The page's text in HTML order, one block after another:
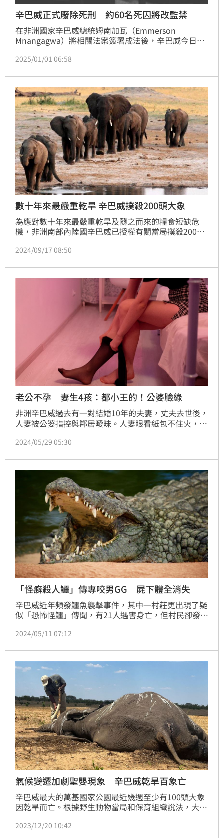
辛巴威正式廢除死刑 約60名死囚將改監禁
在非洲國家辛巴威總統姆南加瓦（Emmerson
Mnangagwa）將相關法案簽署成法後，辛巴威今日正
2025/01/01 06:58
數十年來最嚴重乾旱 辛巴威撲殺200頭大象
為應對數十年來最嚴重乾旱及隨之而來的糧食短缺危
機，非洲南部內陸國辛巴威已授權有關當局撲殺200頭
2024/09/17 08:50
老公不孕 妻生4孩：都小王的！公婆臉綠
非洲辛巴威過去有一對結婚10年的夫妻，丈夫去世後，
人妻被公婆指控與鄰居曖昧。人妻眼看紙包不住火，乾
孩子也非丈夫的親生骨肉，而是她跟鄰居小王「愛的結
2024/05/29 05:30
「怪癖殺人鱷」傳專咬男GG 屍下體全消失
辛巴威近年頻發鱷魚襲擊事件，其中一村莊更出現了疑
似「恐怖怪鱷」傳聞，有21人遇害身亡，但村民卻發現
食。這條「專食男性」的怪鱷令村民恐慌，有人甚至以
管政府指出過去3年已獵殺7隻以上的鱷魚，但仍無法安
民心，不少人深信怪鱷尚存活。
2024/05/11 07:12
氣候變遷加劇聖嬰現象 辛巴威乾旱百象亡
辛巴威最大的萬基國家公園最近幾週至少有100頭大象
因乾旱而亡。根據野生動物當局和保育組織說法，大象
象。
2023/12/20 10:42